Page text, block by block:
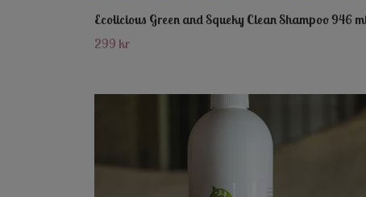
Ecolicious Green and Squeky Clean Shampoo 946
299 kr